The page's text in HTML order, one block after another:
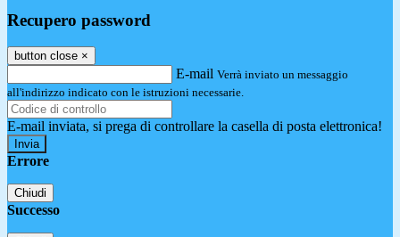
Recupero password
button close ×
E-mail Verrà inviato un messaggio
all'indirizzo indicato con le istruzioni necessarie.
E-mail inviata, si prega di controllare la casella di posta elettronica!
Errore
Chiudi
Successo